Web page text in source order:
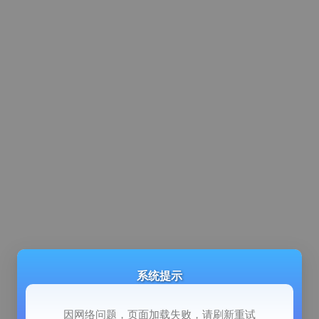
系统提示
因网络问题，页面加载失败，请刷新重试